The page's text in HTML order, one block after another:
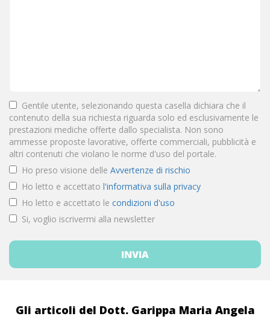
Gentile utente, selezionando questa casella dichiara che il
contenuto della sua richiesta riguarda solo ed esclusivamente le
prestazioni mediche offerte dallo specialista. Non sono
ammesse proposte lavorative, offerte commerciali, pubblicità e
altri contenuti che violano le norme d'uso del portale.
Ho preso visione delle Avvertenze di rischio
Ho letto e accettato l'informativa sulla privacy
Ho letto e accettato le condizioni d'uso
Si, voglio iscrivermi alla newsletter
Gli articoli del Dott. Garippa Maria Angela